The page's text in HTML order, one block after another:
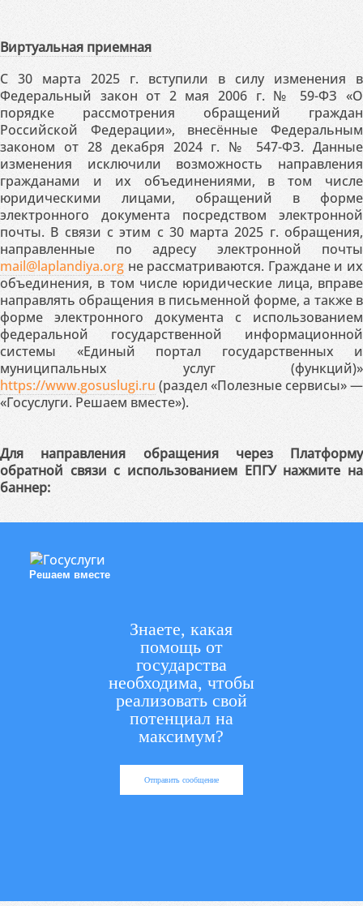
Виртуальная приемная
С 30 марта 2025 г. вступили в силу изменения в
Федеральный закон от 2 мая 2006 г. № 59-ФЗ «О
порядке рассмотрения обращений граждан
Российской Федерации», внесённые Федеральным
законом от 28 декабря 2024 г. № 547-ФЗ. Данные
изменения исключили возможность направления
гражданами и их объединениями, в том числе
юридическими лицами, обращений в форме
электронного документа посредством электронной
почты. В связи с этим с 30 марта 2025 г. обращения,
направленные по адресу электронной почты
mail@laplandiya.org не рассматриваются. Граждане и их
объединения, в том числе юридические лица, вправе
направлять обращения в письменной форме, а также в
форме электронного документа с использованием
федеральной государственной информационной
системы «Единый портал государственных и
муниципальных услуг (функций)»
https://www.gosuslugi.ru (раздел «Полезные сервисы» —
«Госуслуги. Решаем вместе»).
Для направления обращения через Платформу
обратной связи с использованием ЕПГУ нажмите на
баннер:
Решаем вместе
Знаете, какая
помощь от
государства
необходима, чтобы
реализовать свой
потенциал на
максимум?
Отправить сообщение